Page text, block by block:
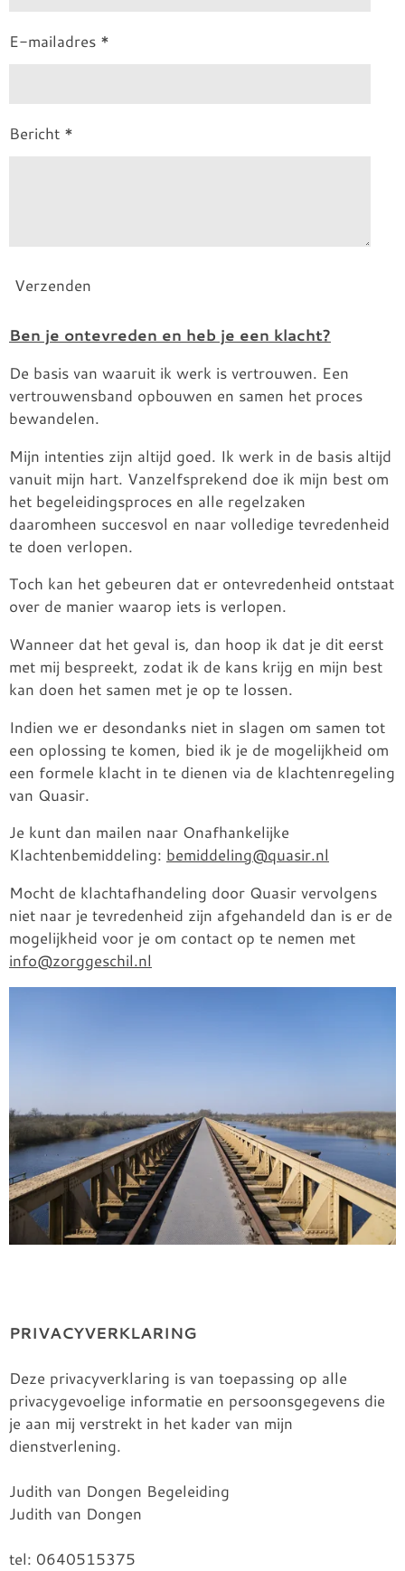
E-mailadres *
Bericht *
Verzenden
Ben je ontevreden en heb je een klacht?
De basis van waaruit ik werk is vertrouwen. Een
vertrouwensband opbouwen en samen het proces
bewandelen.
Mijn intenties zijn altijd goed. Ik werk in de basis altijd
vanuit mijn hart. Vanzelfsprekend doe ik mijn best om
het begeleidingsproces en alle regelzaken
daaromheen succesvol en naar volledige tevredenheid
te doen verlopen.
Toch kan het gebeuren dat er ontevredenheid ontstaat
over de manier waarop iets is verlopen.
Wanneer dat het geval is, dan hoop ik dat je dit eerst
met mij bespreekt, zodat ik de kans krijg en mijn best
kan doen het samen met je op te lossen.
Indien we er desondanks niet in slagen om samen tot
een oplossing te komen, bied ik je de mogelijkheid om
een formele klacht in te dienen via de klachtenregeling
van Quasir.
Je kunt dan mailen naar Onafhankelijke
Klachtenbemiddeling: bemiddeling@quasir.nl
Mocht de klachtafhandeling door Quasir vervolgens
niet naar je tevredenheid zijn afgehandeld dan is er de
mogelijkheid voor je om contact op te nemen met
info@zorggeschil.nl
PRIVACYVERKLARING
Deze privacyverklaring is van toepassing op alle
privacygevoelige informatie en persoonsgegevens die
je aan mij verstrekt in het kader van mijn
dienstverlening.
Judith van Dongen Begeleiding
Judith van Dongen
tel: 0640515375